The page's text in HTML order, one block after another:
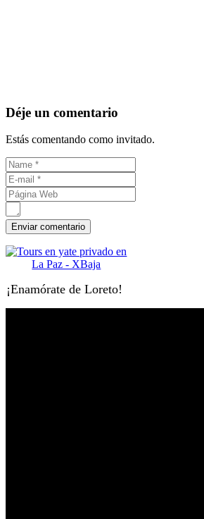
Déje un comentario
Estás comentando como invitado.
¡Enamórate de Loreto!